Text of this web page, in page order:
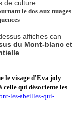
le dos aux nuages
du Mont-blanc et
le visage d'Eva joly
celle qui désoriente les
les-abeilles-qui-